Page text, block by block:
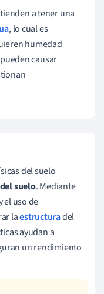
a tener una
, lo cual es
humedad
causar
del suelo
suelo. Mediante
el uso de
laestructuradel
ayudan a
un rendimiento